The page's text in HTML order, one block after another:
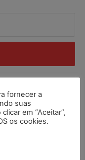
fornecer a
suas
em “Aceitar”,
os cookies.